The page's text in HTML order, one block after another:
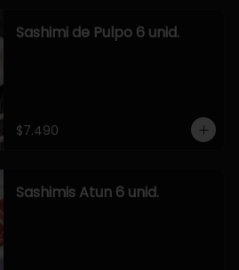
Sashimi de Pulpo 6 unid.
$7.490
Sashimis Atun 6 unid.